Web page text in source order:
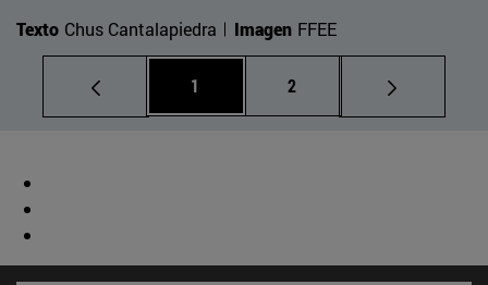
Texto Chus Cantalapiedra Imagen FFEE
Página
1 Página
2